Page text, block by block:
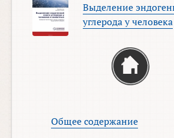
Выделение
углерода у человека
Общее содержание